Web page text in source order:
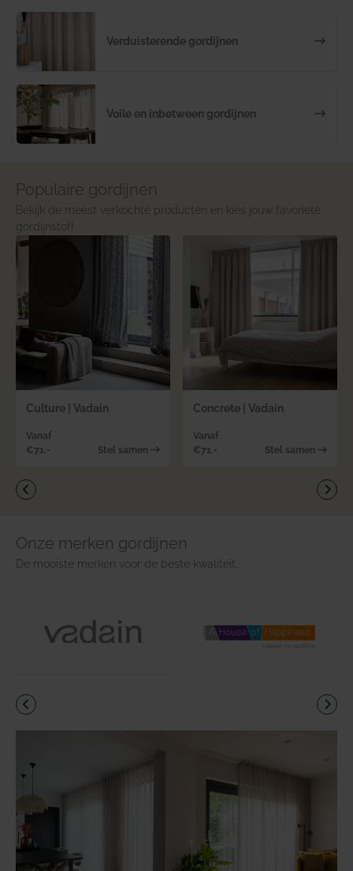
Verduisterende gordijnen
Voile en inbetween gordijnen
Populaire gordijnen
Bekijk de meest verkochte producten en kies jouw favoriete
gordijnstof!
Culture | Vadain
Vanaf
€ 71.- Stel samen
Concrete | Vadain
Vanaf
€ 71.- Stel samen
Vorige
Onze merken gordijnen
De mooiste merken voor de beste kwaliteit.
Vorige